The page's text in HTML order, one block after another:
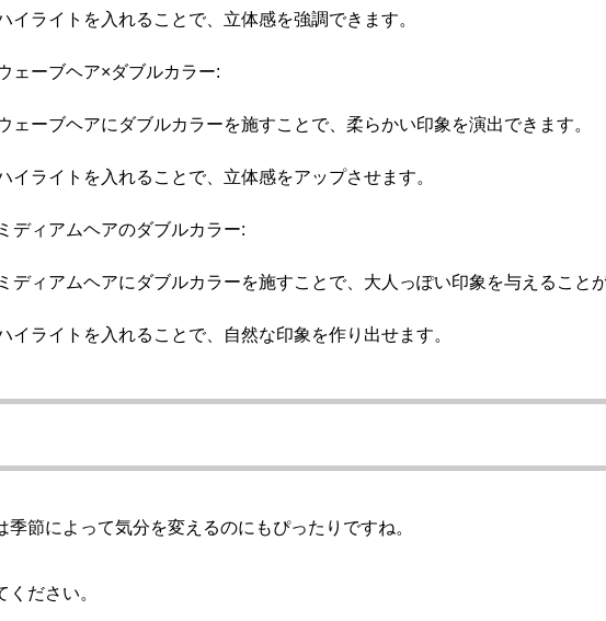
イライトを入れることで、立体感を強調できます。
ェーブヘア×ダブルカラー:
ェーブヘアにダブルカラーを施すことで、柔らかい印象を演出できます。
イライトを入れることで、立体感をアップさせます。
ミディアムヘアのダブルカラー:
ミディアムヘアにダブルカラーを施すことで、大人っぽい印象を与えること
イライトを入れることで、自然な印象を作り出せます。
季節によって気分を変えるのにもぴったりですね。
ださい。